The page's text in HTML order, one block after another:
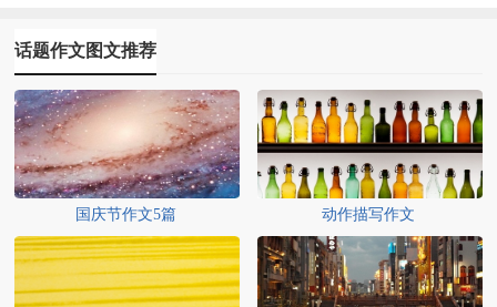
话题作文图文推荐
国庆节作文5篇 动作描写作文